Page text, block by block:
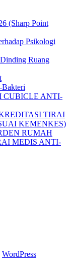
(Sharp Point
Psikologi
Ruang
Bakteri
CUBICLE ANTI-
TIRAI
KEMENKES)
RUMAH
MEDIS ANTI-
WordPress